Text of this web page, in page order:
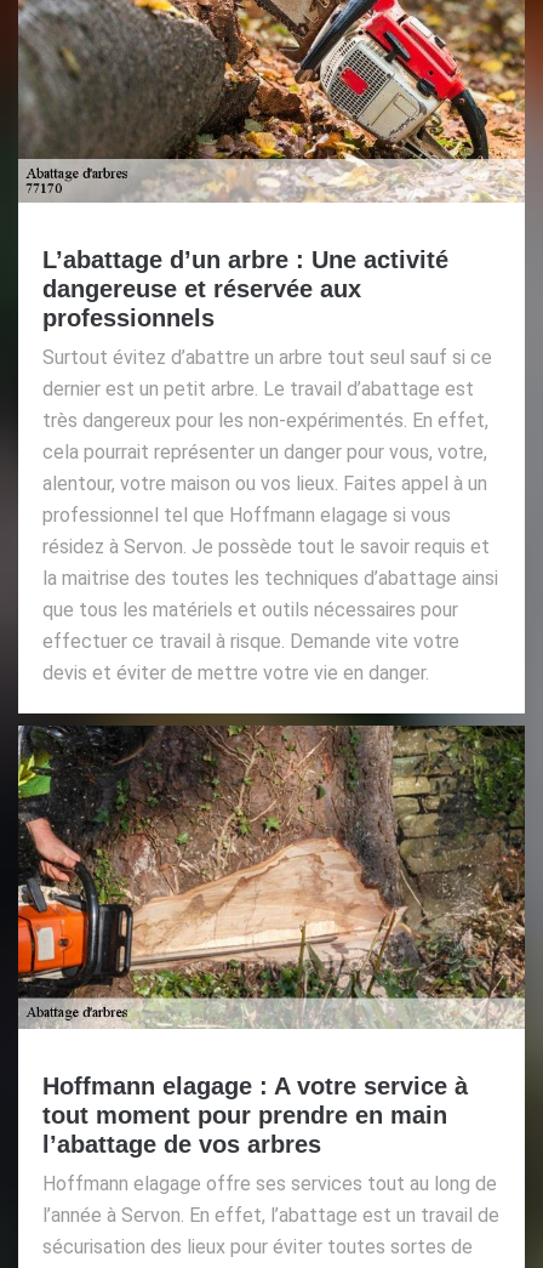
L’abattage d’un arbre : Une activité
dangereuse et réservée aux
professionnels
Surtout évitez d’abattre un arbre tout seul sauf si ce
dernier est un petit arbre. Le travail d’abattage est
très dangereux pour les non-expérimentés. En effet,
cela pourrait représenter un danger pour vous, votre,
alentour, votre maison ou vos lieux. Faites appel à un
professionnel tel que Hoffmann elagage si vous
résidez à Servon. Je possède tout le savoir requis et
la maitrise des toutes les techniques d’abattage ainsi
que tous les matériels et outils nécessaires pour
effectuer ce travail à risque. Demande vite votre
devis et éviter de mettre votre vie en danger.
Hoffmann elagage : A votre service à
tout moment pour prendre en main
l’abattage de vos arbres
Hoffmann elagage offre ses services tout au long de
l’année à Servon. En effet, l’abattage est un travail de
sécurisation des lieux pour éviter toutes sortes de